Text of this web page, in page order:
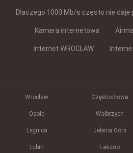
Dlaczego 1000 Mb/s często nie daje
Kamera internetowa
Internet WROCŁAW
Wrocław Częstochowa
Opole Wałbrzych
Legnica Jelenia Góra
Lubin Leszno